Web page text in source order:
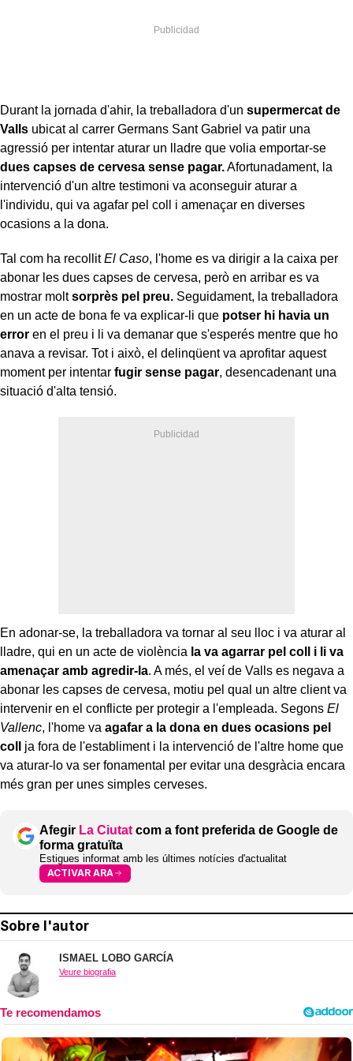
Durant la jornada d'ahir, la treballadora d'un supermercat de
Valls ubicat al carrer Germans Sant Gabriel va patir una
agressió per intentar aturar un lladre que volia emportar-se
dues capses de cervesa sense pagar.Afortunadament, la
intervenció d'un altre testimoni va aconseguir aturar a
l'individu, qui va agafar pel coll i amenaçar en diverses
ocasions a la dona.
Tal com ha recollitEl Caso, l'home es va dirigir a la caixa per
abonar les dues capses de cervesa, però en arribar es va
mostrar moltsorprès pel preu. Seguidament, la treballadora
en un acte de bona fe va explicar-li que potser hi havia un
error en el preu i li va demanar que s'esperés mentre que ho
anava a revisar. Tot i això, el delinqüent va aprofitar aquest
moment per intentar fugir sense pagar, desencadenant una
situació d'alta tensió.
En adonar-se, la treballadora va tornar al seu lloc i va aturar al
lladre, qui en un acte de violència la va agarrar pel coll i li va
amenaçar amb agredir-la. A més, el veí de Valls es negava a
abonar les capses de cervesa, motiu pel qual un altre client va
intervenir en el conflicte per protegir a l'empleada. Segons El
Vallenc, l'home va agafar a la dona en dues ocasions pel
coll ja fora de l'establiment i la intervenció de l'altre home que
va aturar-lo va ser fonamental per evitar una desgràcia encara
més gran per unes simples cerveses.
Afegir La Ciutat com a font preferida de Google de
forma gratuïta
Estigues informat amb les últimes notícies d'actualitat
ACTIVAR ARA
Sobre l'autor
ISMAEL LOBO GARCÍA
Veure biografia